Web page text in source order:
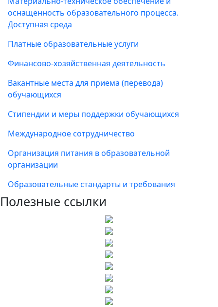
оснащенность образовательного процесса.
Доступная среда
Платные образовательные услуги
Финансово-хозяйственная деятельность
Вакантные места для приема (перевода)
обучающихся
Стипендии и меры поддержки обучающихся
Международное сотрудничество
Организация питания в образовательной
организации
Образовательные стандарты и требования
Полезные ссылки